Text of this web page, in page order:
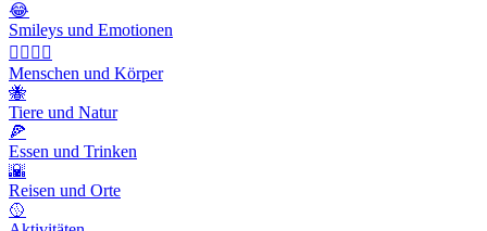
😂
Smileys und Emotionen
👩‍❤️‍💋‍👨
Menschen und Körper
🐝
Tiere und Natur
🍕
Essen und Trinken
🌇
Reisen und Orte
🥎